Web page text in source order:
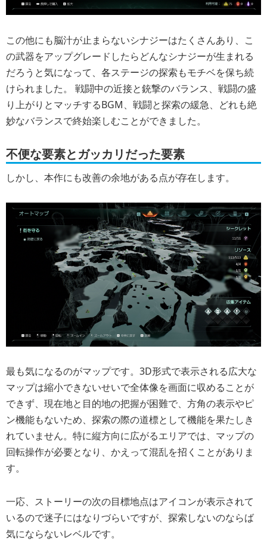
この他にも脳汁が止まらないシナジーはたくさんあり、こ
の武器をアップグレードしたらどんなシナジーが生まれる
だろうと気になって、各ステージの探索もモチベを保ち続
けられました。 戦闘中の近接と銃撃のバランス、戦闘の盛
り上がりとマッチするBGM、戦闘と探索の緩急、どれも絶
妙なバランスで終始楽しむことができました。
不便な要素とガッカリだった要素
しかし、本作にも改善の余地がある点が存在します。
最も気になるのがマップです。3D形式で表示される広大な
マップは縮小できないせいで全体像を画面に収めることが
できず、現在地と目的地の把握が困難で、方角の表示やピ
ン機能もないため、探索の際の道標として機能を果たしき
れていません。特に縦方向に広がるエリアでは、マップの
回転操作が必要となり、かえって混乱を招くことがありま
す。
一応、ストーリーの次の目標地点はアイコンが表示されて
いるので迷子にはなりづらいですが、探索しないのならば
気にならないレベルです。